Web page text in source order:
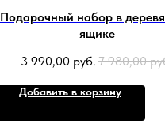
Подарочный набор в
ящике
3 990,00 руб. 7 980,00
Добавить в корзину